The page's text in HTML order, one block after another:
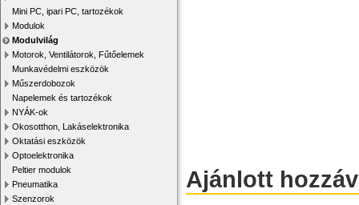
Mini PC, ipari PC, tartozékok
Modulok
Modulvilág
Motorok, Ventilátorok, Fűtőelemek
Munkavédelmi eszközök
Műszerdobozok
Napelemek és tartozékok
NYÁK-ok
Okosotthon, Lakáselektronika
Oktatási eszközök
Optoelektronika
Peltier modulok
Pneumatika
Szenzorok
Ajánlott